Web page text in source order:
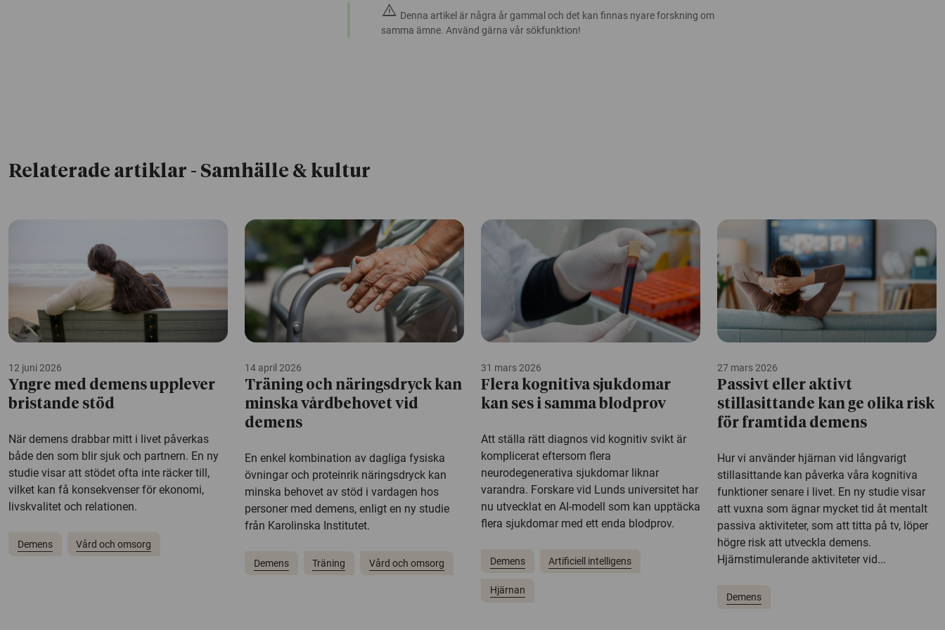
warning Denna artikel är några år gammal och det kan finnas nyare forskning om
samma ämne. Använd gärna vår sökfunktion!
Relaterade artiklar - Samhälle & kultur
12 juni 2026
Yngre med demens upplever
bristande stöd
När demens drabbar mitt i livet påverkas
både den som blir sjuk och partnern. En ny
studie visar att stödet ofta inte räcker till,
vilket kan få konsekvenser för ekonomi,
livskvalitet och relationen.
Demens Vård och omsorg
14 april 2026
Träning och näringsdryck kan
minska vårdbehovet vid
demens
En enkel kombination av dagliga fysiska
övningar och proteinrik näringsdryck kan
minska behovet av stöd i vardagen hos
personer med demens, enligt en ny studie
från Karolinska Institutet.
Demens Träning Vård och omsorg
31 mars 2026
Flera kognitiva sjukdomar
kan ses i samma blodprov
Att ställa rätt diagnos vid kognitiv svikt är
komplicerat eftersom flera
neurodegenerativa sjukdomar liknar
varandra. Forskare vid Lunds universitet har
nu utvecklat en AI-modell som kan upptäcka
flera sjukdomar med ett enda blodprov.
Demens Artificiell intelligens
Hjärnan
27 mars 2026
Passivt eller aktivt
stillasittande kan ge olika risk
för framtida demens
Hur vi använder hjärnan vid långvarigt
stillasittande kan påverka våra kognitiva
funktioner senare i livet. En ny studie visar
att vuxna som ägnar mycket tid åt mentalt
passiva aktiviteter, som att titta på tv, löper
högre risk att utveckla demens.
Hjärnstimulerande aktiviteter vid...
Demens